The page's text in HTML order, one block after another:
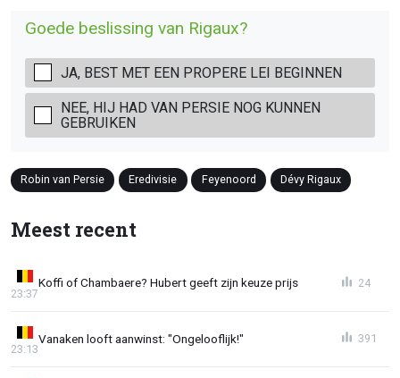
Goede beslissing van Rigaux?
JA, BEST MET EEN PROPERE LEI BEGINNEN
NEE, HIJ HAD VAN PERSIE NOG KUNNEN
GEBRUIKEN
Robin van Persie Eredivisie Feyenoord Dévy Rigaux
Meest recent
Koffi of Chambaere? Hubert geeft zijn keuze prijs
23:37
24
Vanaken looft aanwinst: "Ongelooflijk!"
23:13
391